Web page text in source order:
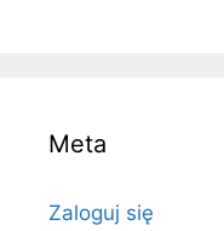
Meta
Zaloguj się